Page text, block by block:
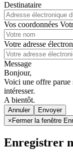
Destinataire
Vos coordonnées
Votre adresse
Message
Bonjour,
Voici une offre parue
intéresser.
A bientôt.
Annuler
× Fermer la fenêtre
Enregistrer